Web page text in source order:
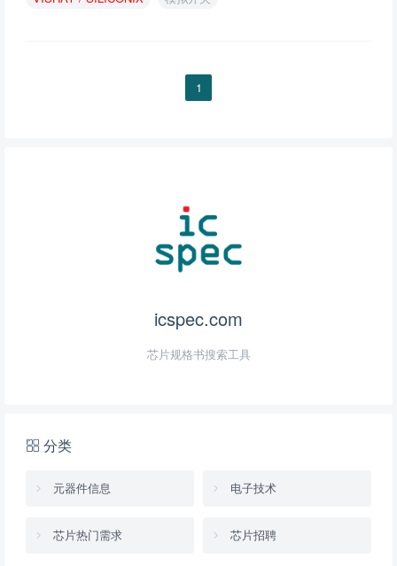
1
icspec.com
芯片规格书搜索工具
分类
元器件信息 电子技术
芯片热门需求 芯片招聘